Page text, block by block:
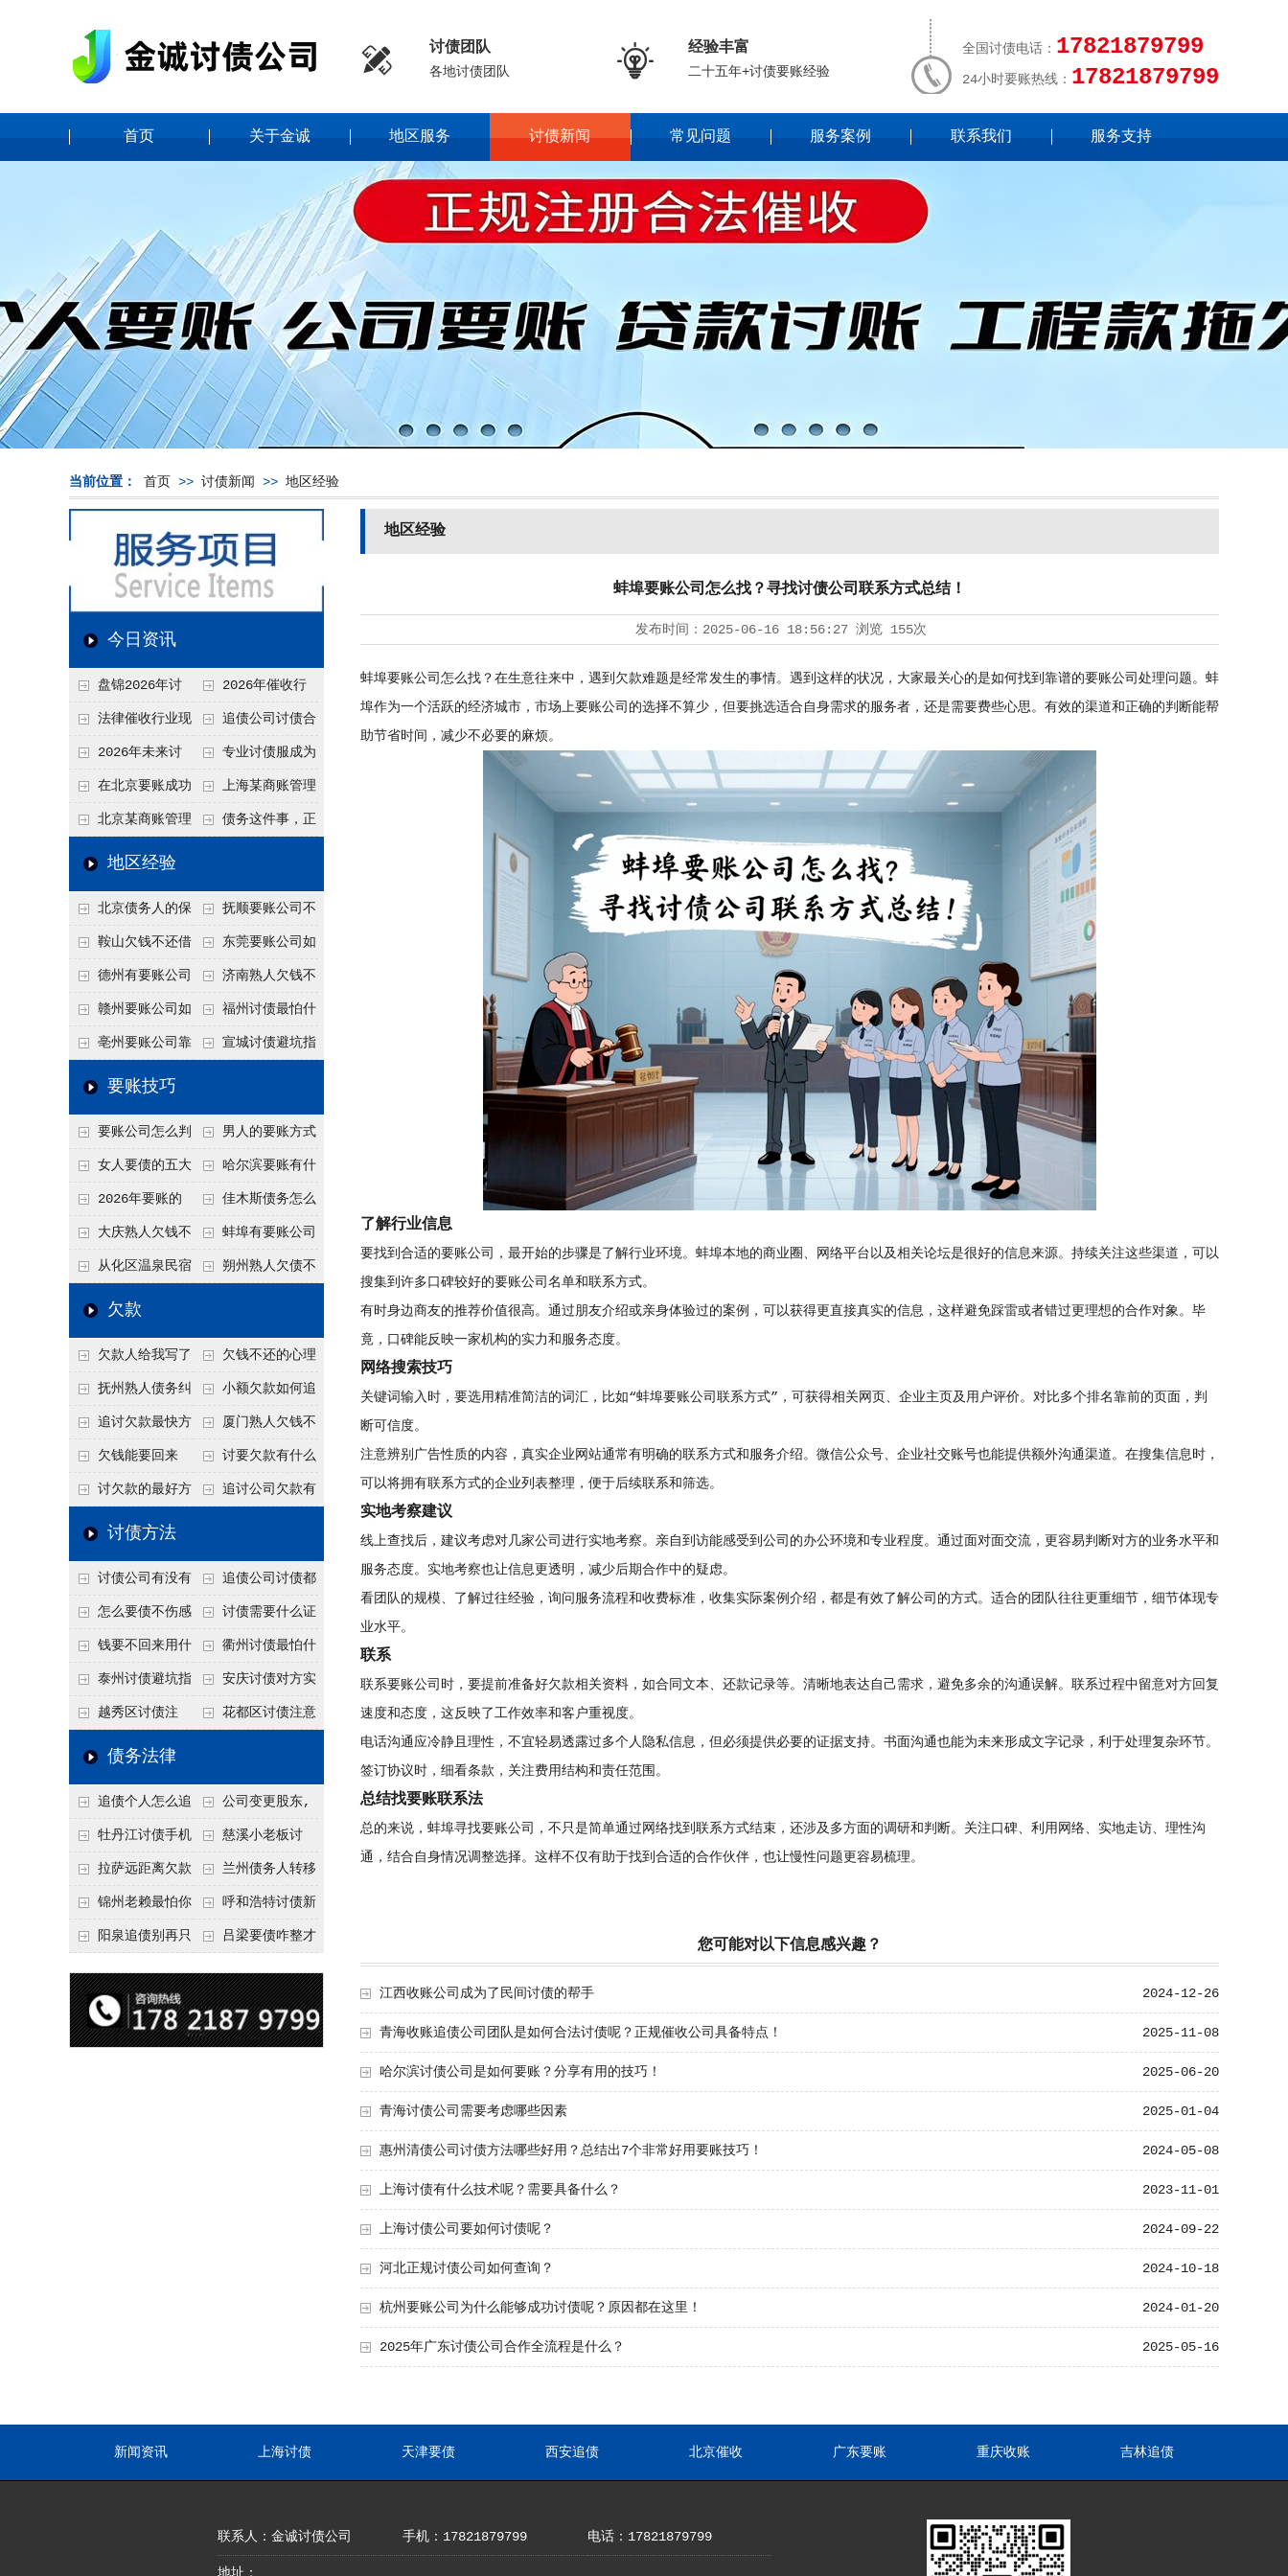
 讨债团队
各地讨债团队  经验丰富
二十五年+讨债要账经验
全国讨债电话： 17821879799
24小时要账热线： 17821879799
首页 关于金诚 地区服务 讨债新闻 常见问题 服务案例 联系我们 服务支持
当前位置： 首页 >> 讨债新闻 >> 地区经验
今日资讯
盘锦2026年讨
债新趋势
2026年催收行
业发展现状、竞争格
局及未来趋势分析
法律催收行业现
状、合规痛点与未来
发展趋势深度解析
追债公司讨债合
法方法总结
2026年未来讨
债要账公司发展趋势
专业讨债服成为
2026年的发展趋势
在北京要账成功
率高吗？未来追账公
司发展趋势引发行业
上海某商账管理
机构聚焦合规服务
北京某商账管理
服务机构持续提升合
力企业化解应收账款
难题
债务这件事，正
地区经验
北京债务人的保
证人能不能找？担保
人的连带责任怎么追
抚顺要账公司不
敢透漏的追回方法是
什么？
鞍山欠钱不还借
口太多？2026年这3
句反问话术，直接把
他后路堵死
东莞要账公司如
何有效要账讨债？20
26年合法追债经验总
结！
德州有要账公司
吗？如何合法讨债才
不沾风险？
济南熟人欠钱不
还？
赣州要账公司如
何有效讨债？合法追
债四步秘籍
福州讨债最怕什
么？2026年这两个关
亳州要账公司靠
谱吗？合法讨债四步
宣城讨债避坑指
回！
要账技巧
要账公司怎么判
断这个案子能不能
接？接案评估的标准
男人的要账方式
是什么呢？
女人要债的五大
绝招,轻松搞定
哈尔滨要账有什
么合法手段？2026年
最新追账方式总结！
2026年要账的
七个小方法
佳木斯债务怎么
追回呢？2026年成功
要账就用这2招
大庆熟人欠钱不
还躲猫猫？2026年这
个“诉前调解”成功率
蚌埠有要账公司
吗？2026年这3个方
从化区温泉民宿
老板借钱不还？2026
施压，立马主动结清
朔州熟人欠债不
死账变活
欠款
欠款人给我写了
还款计划书有用吗？
书面承诺的法律效力
欠钱不还的心理
是什么？读懂欠款人
的心态催收事半功倍
抚州熟人债务纠
纷咋办？这一招好开
口
小额欠款如何追
讨
追讨欠款最快方
法是什么？
厦门熟人欠钱不
还？2026年合法秘
籍！
欠钱能要回来
吗？
讨要欠款有什么
好办法
讨欠款的最好方 追讨公司欠款有
讨债方法
讨债公司有没有
行业协会？正规机构
的行业自律和认证
追债公司讨债都
有哪些手段
怎么要债不伤感
情？
讨债需要什么证
据
钱要不回来用什
么方法要回来
衢州讨债最怕什
么？2026年这两个关
键细节，做错就很难
泰州讨债避坑指
南：2026年这2个细
节不注意，钱很难要
安庆讨债对方实
在没钱咋办？
越秀区讨债注
意！没有借条只有微
把钱要回来
花都区讨债注意
节点”催收最有效
债务法律
追债个人怎么追
回呢？2026年最新绝
招选择！
公司变更股东,
变更前的债权债务谁
承担
牡丹江讨债手机
搞定：2026年线上立
案追债全流程，足不
出户
慈溪小老板讨
债，2026年这2个本
地行业协会出面，比
法院传票快
拉萨远距离欠款
对方在牧区联系不
上，2026年委托当地
兰州债务人转移
财产后申请破产，20
26年破产程序里还能
锦州老赖最怕你
懂这1条，2026
罪”详解，能判刑
呼和浩特讨债新
招：2026年用“律师
成本低见效快
阳泉追债别再只
类隐形财产（公积
金、保单）也能执行
吕梁要债咋整才
调解渠道，比找公司
强
地区经验
蚌埠要账公司怎么找？寻找讨债公司联系方式总结！
发布时间： 2025-06-16 18:56:27 浏览 155次
蚌埠要账公司怎么找？在生意往来中，遇到欠款难题是经常发生的事情。遇到这样的状况，大家最关心的是如何找到靠谱的要账公司处理问题。蚌
埠作为一个活跃的经济城市，市场上要账公司的选择不算少，但要挑选适合自身需求的服务者，还是需要费些心思。有效的渠道和正确的判断能帮
助节省时间，减少不必要的麻烦。
了解行业信息
要找到合适的要账公司，最开始的步骤是了解行业环境。蚌埠本地的商业圈、网络平台以及相关论坛是很好的信息来源。持续关注这些渠道，可以
搜集到许多口碑较好的要账公司名单和联系方式。
有时身边商友的推荐价值很高。通过朋友介绍或亲身体验过的案例，可以获得更直接真实的信息，这样避免踩雷或者错过更理想的合作对象。毕
竟，口碑能反映一家机构的实力和服务态度。
网络搜索技巧
关键词输入时，要选用精准简洁的词汇，比如“蚌埠要账公司联系方式”，可获得相关网页、企业主页及用户评价。对比多个排名靠前的页面，判
断可信度。
注意辨别广告性质的内容，真实企业网站通常有明确的联系方式和服务介绍。微信公众号、企业社交账号也能提供额外沟通渠道。在搜集信息时，
可以将拥有联系方式的企业列表整理，便于后续联系和筛选。
实地考察建议
线上查找后，建议考虑对几家公司进行实地考察。亲自到访能感受到公司的办公环境和专业程度。通过面对面交流，更容易判断对方的业务水平和
服务态度。实地考察也让信息更透明，减少后期合作中的疑虑。
看团队的规模、了解过往经验，询问服务流程和收费标准，收集实际案例介绍，都是有效了解公司的方式。适合的团队往往更重细节，细节体现专
业水平。
联系
联系要账公司时，要提前准备好欠款相关资料，如合同文本、还款记录等。清晰地表达自己需求，避免多余的沟通误解。联系过程中留意对方回复
速度和态度，这反映了工作效率和客户重视度。
电话沟通应冷静且理性，不宜轻易透露过多个人隐私信息，但必须提供必要的证据支持。书面沟通也能为未来形成文字记录，利于处理复杂环节。
签订协议时，细看条款，关注费用结构和责任范围。
总结找要账联系法
总的来说，蚌埠寻找要账公司，不只是简单通过网络找到联系方式结束，还涉及多方面的调研和判断。关注口碑、利用网络、实地走访、理性沟
通，结合自身情况调整选择。这样不仅有助于找到合适的合作伙伴，也让慢性问题更容易梳理。
您可能对以下信息感兴趣？
2024-12-26
江西收账公司成为了民间讨债的帮手
2025-11-08
青海收账追债公司团队是如何合法讨债呢？正规催收公司具备特点！
2025-06-20
哈尔滨讨债公司是如何要账？分享有用的技巧！
2025-01-04
青海讨债公司需要考虑哪些因素
2024-05-08
惠州清债公司讨债方法哪些好用？总结出7个非常好用要账技巧！
2023-11-01
上海讨债有什么技术呢？需要具备什么？
2024-09-22
上海讨债公司要如何讨债呢？
2024-10-18
河北正规讨债公司如何查询？
2024-01-20
杭州要账公司为什么能够成功讨债呢？原因都在这里！
2025-05-16
2025年广东讨债公司合作全流程是什么？
新闻资讯 上海讨债 天津要债 西安追债 北京催收 广东要账 重庆收账 吉林追债
联系人：金诚讨债公司 手机：17821879799 电话：17821879799